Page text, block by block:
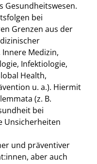
Gesundheitswesen.
bei
Grenzen aus der
Medizin,
Infektiologie,
Health,
u. a.). Hiermit
(z. B.
bei
Unsicherheiten
und präventiver
aber auch